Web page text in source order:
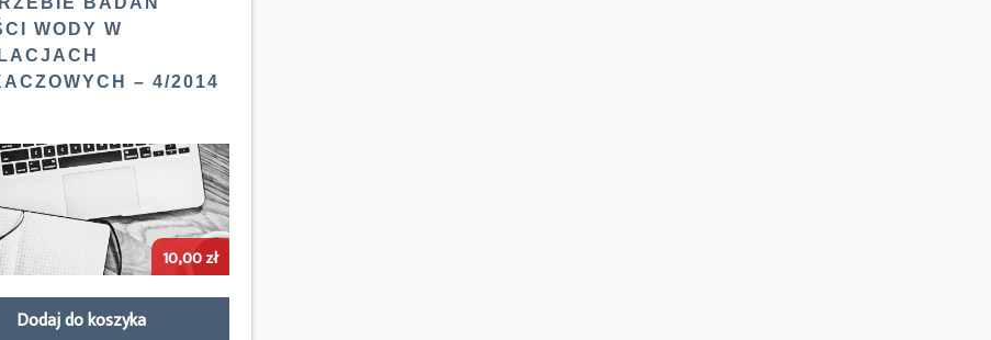
WODY W
– 4/2014
10,00zł
Dodaj do koszyka